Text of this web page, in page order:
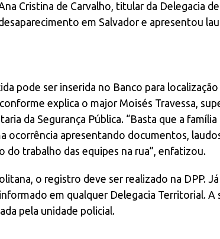
Cristina de Carvalho, titular da Delegacia
em Salvador e apresentou
pode ser inserida no Banco para
explica o major Moisés Travessa,
da Segurança Pública. “Basta que a
ocorrência apresentando documentos,
do trabalho das equipes na rua”, enfatizou.
o registro deve ser realizado na DPP.
em qualquer Delegacia Territorial. A
pela unidade policial.